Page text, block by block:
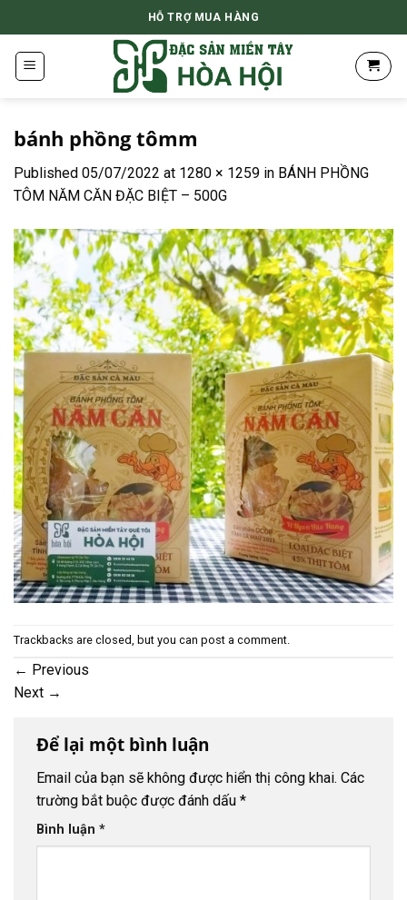
to
content
HỖ TRỢ MUA HÀNG
bánh phồng tômm
Published 05/07/2022 at 1280 × 1259 in BÁNH PHỒNG
TÔM NĂM CĂN ĐẶC BIỆT – 500G
Trackbacks are closed, but you can post a comment.
← Previous
Next →
Để lại một bình luận
Email của bạn sẽ không được hiển thị công khai. Các
trường bắt buộc được đánh dấu *
Bình luận *